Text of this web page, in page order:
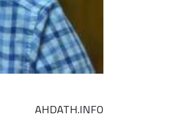
AHDATH.INFO